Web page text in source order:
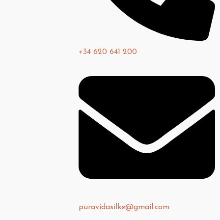
+34 620 641 200
puravidasilke@gmail.com